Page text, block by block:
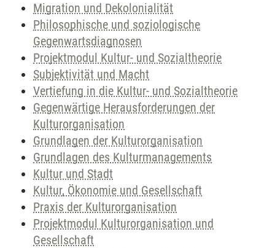
Migration und Dekolonialität
Philosophische und soziologische
Gegenwartsdiagnosen
Projektmodul Kultur- und Sozialtheorie
Subjektivität und Macht
Vertiefung in die Kultur- und Sozialtheorie
Gegenwärtige Herausforderungen der
Kulturorganisation
Grundlagen der Kulturorganisation
Grundlagen des Kulturmanagements
Kultur und Stadt
Kultur, Ökonomie und Gesellschaft
Praxis der Kulturorganisation
Projektmodul Kulturorganisation und
Gesellschaft